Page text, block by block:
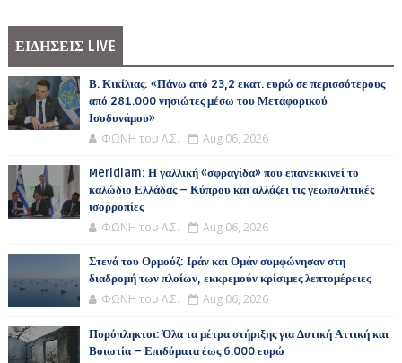
ΕΙΔΗΣΕΙΣ LIVE
Β. Κικίλιας: «Πάνω από 23,2 εκατ. ευρώ σε περισσότερους
από 281.000 νησιώτες μέσω του Μεταφορικού
Ισοδυνάμου»
ΦΩΝΗ του Λ.Σ. Aug 06, 2026
Meridiam: Η γαλλική «σφραγίδα» που επανεκκινεί το
καλώδιο Ελλάδας – Κύπρου και αλλάζει τις γεωπολιτικές
ισορροπίες
ΦΩΝΗ του Λ.Σ. Aug 06, 2026
Στενά του Ορμούζ: Ιράν και Ομάν συμφώνησαν στη
διαδρομή των πλοίων, εκκρεμούν κρίσιμες λεπτομέρειες
ΦΩΝΗ του Λ.Σ. Aug 06, 2026
Πυρόπληκτοι: Όλα τα μέτρα στήριξης για Δυτική Αττική και
Βοιωτία – Επιδόματα έως 6.000 ευρώ